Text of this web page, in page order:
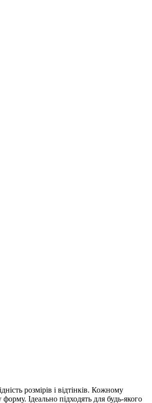
розмірів і відтінків. Кожному
Ідеально підходять для будь-якого